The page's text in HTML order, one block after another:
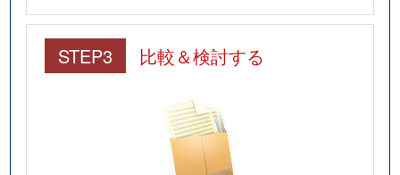
STEP3 比較＆検討する